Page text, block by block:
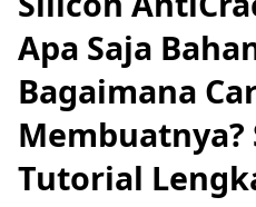
Apa Saja
Bagaimana
Membuatnya?
Tutorial